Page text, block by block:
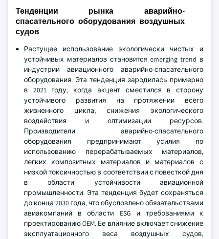
Тенденции рынка аварийно-
спасательного оборудования воздушных
судов
Растущее использование экологически чистых и
устойчивых материалов становится emerging trend в
индустрии авиационного аварийно-спасательного
оборудования. Эта тенденция зародилась примерно
в 2021 году, когда акцент сместился в сторону
устойчивого развития на протяжении всего
жизненного цикла, снижения экологического
воздействия и оптимизации ресурсов.
Производители аварийно-спасательного
оборудования предпринимают усилия по
использованию перерабатываемых материалов,
легких композитных материалов и материалов с
низкой токсичностью в соответствии с повесткой дня
в области устойчивости авиационной
промышленности. Эта тенденция будет сохраняться
до конца 2030 года, что обусловлено обязательствами
авиакомпаний в области ESG и требованиями к
проектированию OEM. Ее влияние включает снижение
эксплуатационного веса воздушных судов,